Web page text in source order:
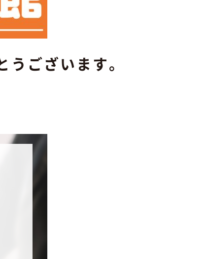
ございます。